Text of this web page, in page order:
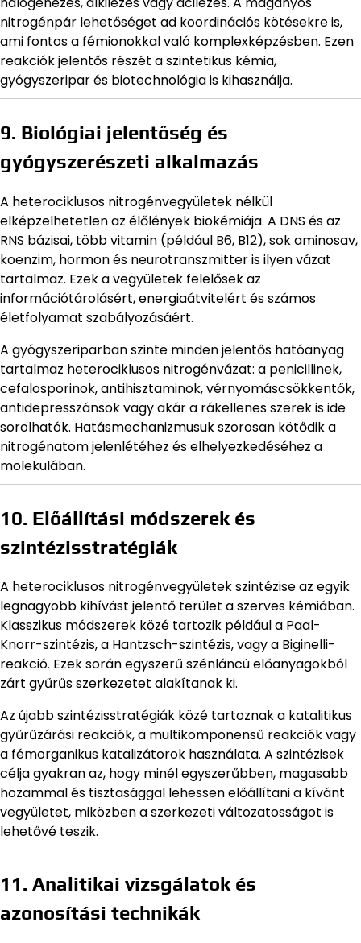
nitrogénpár lehetőséget ad koordinációs kötésekre is,
ami fontos a fémionokkal való komplexképzésben. Ezen
reakciók jelentős részét a szintetikus kémia,
gyógyszeripar és biotechnológia is kihasználja.
9. Biológiai jelentőség és
gyógyszerészeti alkalmazás
A heterociklusos nitrogénvegyületek nélkül
elképzelhetetlen az élőlények biokémiája. A DNS és az
RNS bázisai, több vitamin (például B6, B12), sok aminosav,
koenzim, hormon és neurotranszmitter is ilyen vázat
tartalmaz. Ezek a vegyületek felelősek az
információtárolásért, energiaátvitelért és számos
életfolyamat szabályozásáért.
A gyógyszeriparban szinte minden jelentős hatóanyag
tartalmaz heterociklusos nitrogénvázat: a penicillinek,
cefalosporinok, antihisztaminok, vérnyomáscsökkentők,
antidepresszánsok vagy akár a rákellenes szerek is ide
sorolhatók. Hatásmechanizmusuk szorosan kötődik a
nitrogénatom jelenlétéhez és elhelyezkedéséhez a
molekulában.
10. Előállítási módszerek és
szintézisstratégiák
A heterociklusos nitrogénvegyületek szintézise az egyik
legnagyobb kihívást jelentő terület a szerves kémiában.
Klasszikus módszerek közé tartozik például a Paal-
Knorr-szintézis, a Hantzsch-szintézis, vagy a Biginelli-
reakció. Ezek során egyszerű szénláncú előanyagokból
zárt gyűrűs szerkezetet alakítanak ki.
Az újabb szintézisstratégiák közé tartoznak a katalitikus
gyűrűzárási reakciók, a multikomponensű reakciók vagy
a fémorganikus katalizátorok használata. A szintézisek
célja gyakran az, hogy minél egyszerűbben, magasabb
hozammal és tisztasággal lehessen előállítani a kívánt
vegyületet, miközben a szerkezeti változatosságot is
lehetővé teszik.
11. Analitikai vizsgálatok és
azonosítási technikák